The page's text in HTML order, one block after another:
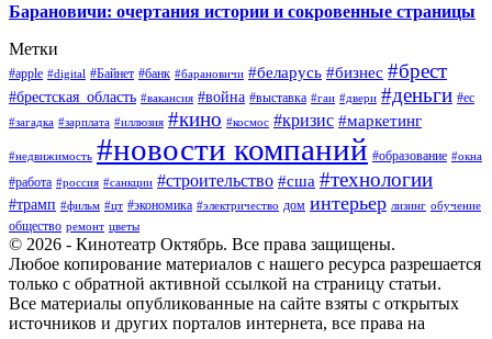
Барановичи: очертания истории и сокровенные страницы
Метки
#apple #digital #Байнет #банк #барановичи #беларусь #бизнес #брест
#брестская_область #вакансия #война #выставка #гаи #двери #деньги #ес
#загадка #зарплата #иллюзия #кино #космос #кризис #маркетинг
#недвижимость #новости компаний #образование #окна
#работа #россия #санкции #строительство #сша #технологии
#трамп #фильм #цт #экономика #электричество дом интерьер лизинг обучение
общество ремонт цветы
© 2026 - Кинотеатр Октябрь. Все права защищены.
Любое копирование материалов с нашего ресурса разрешается
только с обратной активной ссылкой на страницу статьи.
Все материалы опубликованные на сайте взяты с открытых
источников и других порталов интернета, все права на